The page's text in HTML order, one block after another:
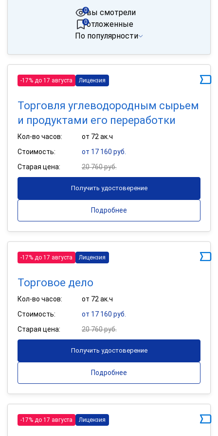
вы смотрели
0
отложенные
0
По популярности
-17% до 17 августа Лицензия
Торговля углеводородным сырьем
и продуктами его переработки
Кол-во часов:
от 72 ак.ч
Стоимость:
от 17 160 руб.
Старая цена:
20 760 руб.
Получить удостоверение
Подробнее
-17% до 17 августа Лицензия
Торговое дело
Кол-во часов:
от 72 ак.ч
Стоимость:
от 17 160 руб.
Старая цена:
20 760 руб.
Получить удостоверение
Подробнее
-17% до 17 августа Лицензия